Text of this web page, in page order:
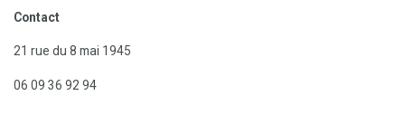
Contact
21 rue du 8 mai 1945
06 09 36 92 94